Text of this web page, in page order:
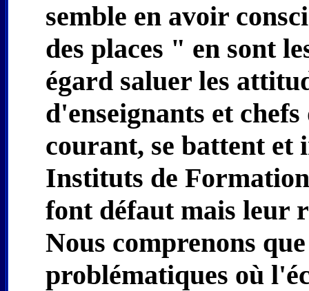
semble en avoir
des places " en sont
égard saluer les
d'enseignants et
courant, se battent et
Instituts de
font défaut mais leur
Nous comprenons
problématiques où